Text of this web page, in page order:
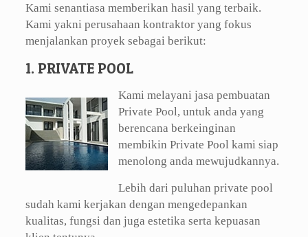
Kami senantiasa memberikan hasil yang terbaik.
Kami yakni perusahaan kontraktor yang fokus
menjalankan proyek sebagai berikut:
1. PRIVATE POOL
Kami melayani jasa pembuatan
Private Pool, untuk anda yang
berencana berkeinginan
membikin Private Pool kami siap
menolong anda mewujudkannya.
Lebih dari puluhan private pool
sudah kami kerjakan dengan mengedepankan
kualitas, fungsi dan juga estetika serta kepuasan